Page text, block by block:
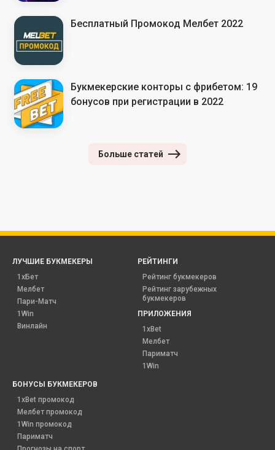
Бесплатный Промокод Мелбет 2022
Букмекерские конторы с фрибетом: 19
бонусов при регистрации в 2022
Больше статей
ЛУЧШИЕ БУКМЕКЕРЫ
1хБет
Мелбет
Пари-Матч
1Win
Винлайн
РЕЙТИНГИ
Рейтинг букмекеров
Рейтинг зарубежных
букмекеров
ПРИЛОЖЕНИЯ
1xBet
Мелбет
Париматч
1Win
БОНУСЫ БУКМЕКЕРОВ
1xBet промокод
Мелбет промокод
1Win промокод
Париматч